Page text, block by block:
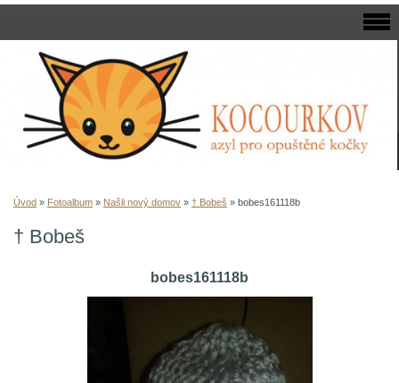
Úvod » Fotoalbum » Našli nový domov » † Bobeš » bobes161118b
† Bobeš
bobes161118b